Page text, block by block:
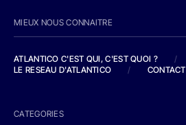
MIEUX NOUS CONNAITRE
ATLANTICO C'EST QUI, C'EST QUOI ?
/
LE RESEAU D'ATLANTICO
/ CONTACT
CATEGORIES